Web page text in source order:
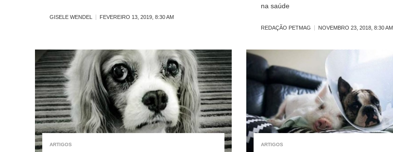
GISELE WENDEL FEVEREIRO 13, 2019, 8:30 AM
na saúde
REDAÇÃO PETMAG NOVEMBRO 23, 2018, 8:30 AM
ARTIGOS ARTIGOS